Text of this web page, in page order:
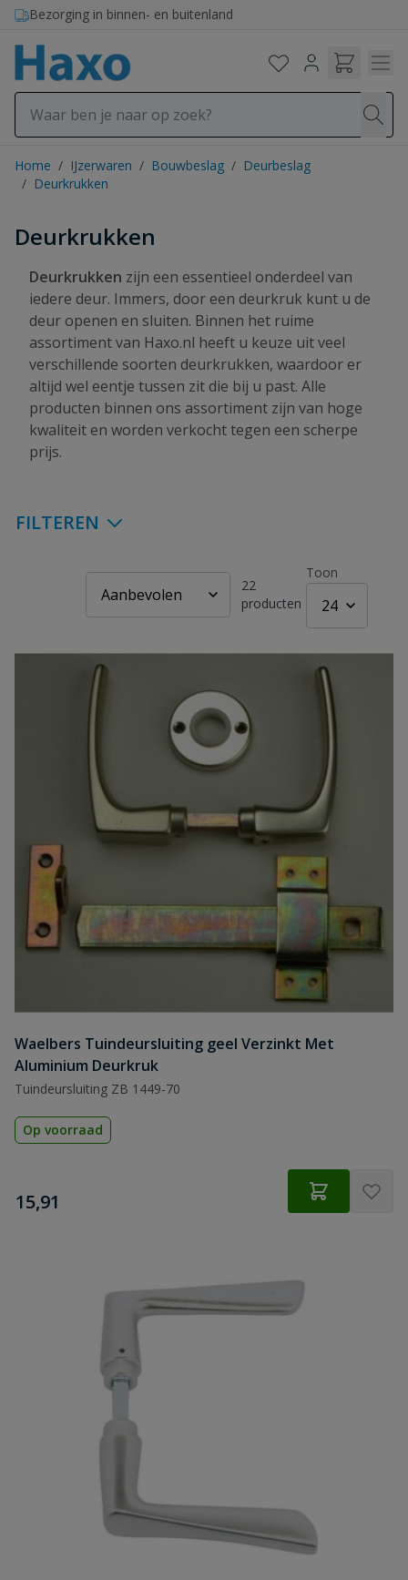
Ga naar de inhoud
Bezorging in binnen- en buitenland
Home / IJzerwaren / Bouwbeslag / Deurbeslag
/ Deurkrukken
Deurkrukken
Deurkrukken zijn een essentieel onderdeel van
iedere deur. Immers, door een deurkruk kunt u de
deur openen en sluiten. Binnen het ruime
assortiment van Haxo.nl heeft u keuze uit veel
verschillende soorten deurkrukken, waardoor er
altijd wel eentje tussen zit die bij u past. Alle
producten binnen ons assortiment zijn van hoge
kwaliteit en worden verkocht tegen een scherpe
prijs.
FILTEREN
22
producten
Toon
Waelbers Tuindeursluiting geel Verzinkt Met
Aluminium Deurkruk
Tuindeursluiting ZB 1449-70
Op voorraad
€
15,91